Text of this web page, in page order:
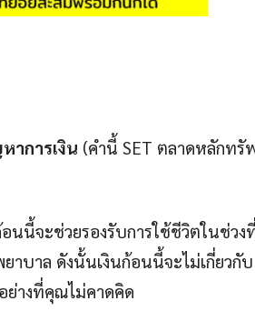
าการเงิน (คำนี้ SET ตลาดหลักทรั
นนี้จะช่วยรองรับการใช้ชีวิตในช่วง
าบาล ดังนั้นเงินก้อนนี้จะไม่เกี่ยวกับ
ย่างที่คุณไม่คาดคิด